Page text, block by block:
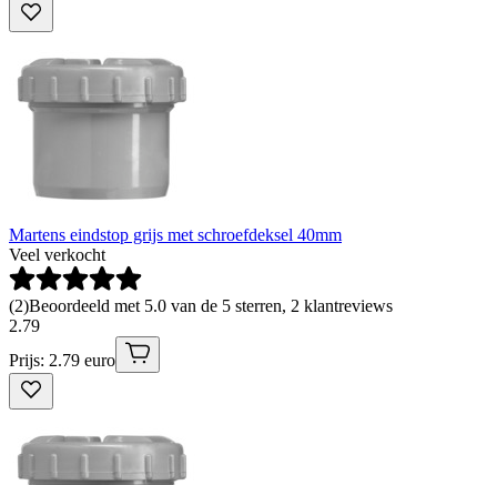
Martens eindstop grijs met schroefdeksel 40mm
Veel verkocht
(2)Beoordeeld met 5.0 van de 5 sterren, 2 klantreviews
2.79
Prijs: 2.79 euro